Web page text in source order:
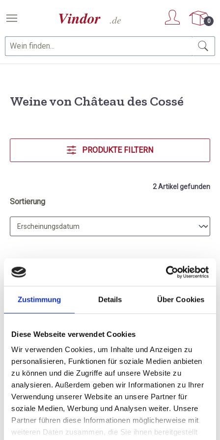
Zustimmung Details Über Cookies
Diese Webseite verwendet Cookies
Wir verwenden Cookies, um Inhalte und Anzeigen zu
personalisieren, Funktionen für soziale Medien anbieten
zu können und die Zugriffe auf unsere Website zu
analysieren. Außerdem geben wir Informationen zu Ihrer
Verwendung unserer Website an unsere Partner für
soziale Medien, Werbung und Analysen weiter. Unsere
Partner führen diese Informationen möglicherweise mit
weiteren Daten zusammen, die Sie ihnen bereitgestellt
Zum Hauptinhalt springen
0
Weine von Château des Cossé
PRODUKTE FILTERN
2 Artikel gefunden
Sortierung
Château des Cossé,
Réserve du Marquis
Brut, AC Loire
brut, Loire
Durchschnittliche Bewertung von 5
Inhalt: 0,75 Liter(19,93 € / 1 Liter)
inkl. MwSt.zzgl. Versandkosten
14,95 €